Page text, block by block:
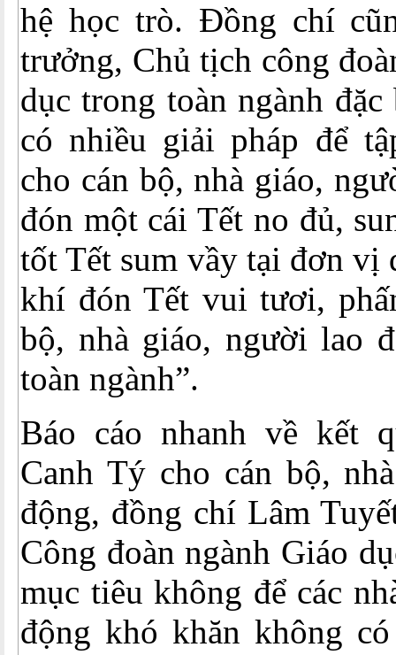
hệ học trò. Đồng chí
trưởng, Chủ tịch công
dục trong toàn ngành
có nhiều giải pháp để
cho cán bộ, nhà giáo,
đón một cái Tết no đủ,
tốt Tết sum vầy tại đơn vị
khí đón Tết vui tươi,
bộ, nhà giáo, người lao
toàn ngành”.
Báo cáo nhanh về kết
Canh Tý cho cán bộ,
động, đồng chí Lâm
Công đoàn ngành Giáo
mục tiêu không để các
động khó khăn không